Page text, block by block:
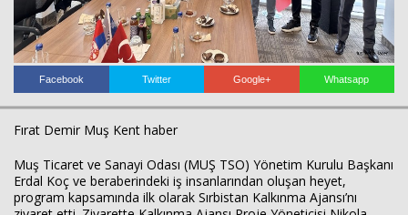
Facebook Twitter Google+ Whatsapp
Fırat Demir Muş Kent haber
Muş Ticaret ve Sanayi Odası (MUŞ TSO) Yönetim Kurulu Başkanı
Erdal Koç ve beraberindeki iş insanlarından oluşan heyet,
program kapsamında ilk olarak Sırbistan Kalkınma Ajansı’nı
İLETİŞİM